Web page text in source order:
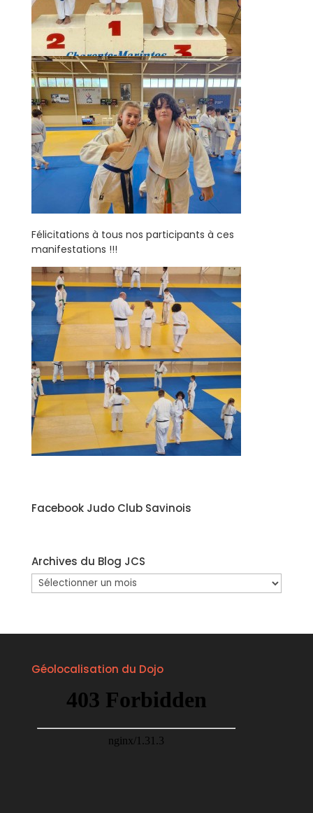
Félicitations à tous nos participants à ces
manifestations !!!
Facebook Judo Club Savinois
Archives du Blog JCS
Archives
du
Géolocalisation du Dojo